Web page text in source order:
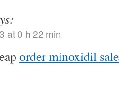
at 0 h 22 min
order minoxidil sale